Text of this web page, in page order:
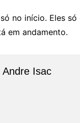
no início. Eles só
em andamento.
Andre Isac